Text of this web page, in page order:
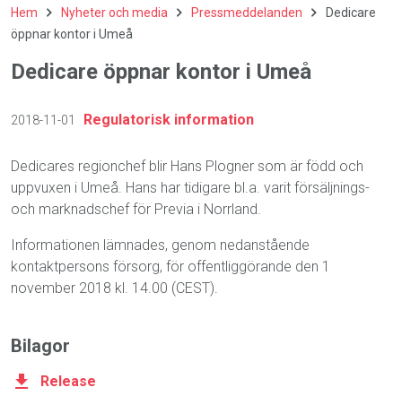
Hem Nyheter och media Pressmeddelanden
Dedicare
öppnar kontor i Umeå
Dedicare öppnar kontor i Umeå
2018-11-01 Regulatorisk information
Dedicares regionchef blir Hans Plogner som är född och
uppvuxen i Umeå. Hans har tidigare bl.a. varit försäljnings-
och marknadschef för Previa i Norrland.
Informationen lämnades, genom nedanstående
kontaktpersons försorg, för offentliggörande den 1
november 2018 kl. 14.00 (CEST).
Bilagor
Release